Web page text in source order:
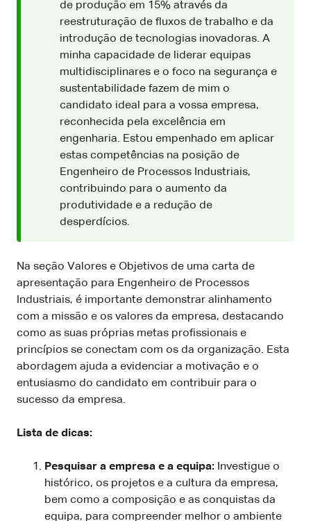
de produção em 15% através da
reestruturação de fluxos de trabalho e da
introdução de tecnologias inovadoras. A
minha capacidade de liderar equipas
multidisciplinares e o foco na segurança e
sustentabilidade fazem de mim o
candidato ideal para a vossa empresa,
reconhecida pela excelência em
engenharia. Estou empenhado em aplicar
estas competências na posição de
Engenheiro de Processos Industriais,
contribuindo para o aumento da
produtividade e a redução de
desperdícios.
Na seção Valores e Objetivos de uma carta de
apresentação para Engenheiro de Processos
Industriais, é importante demonstrar alinhamento
com a missão e os valores da empresa, destacando
como as suas próprias metas profissionais e
princípios se conectam com os da organização. Esta
abordagem ajuda a evidenciar a motivação e o
entusiasmo do candidato em contribuir para o
sucesso da empresa.
Lista de dicas:
Pesquisar a empresa e a equipa: Investigue o
histórico, os projetos e a cultura da empresa,
bem como a composição e as conquistas da
equipa, para compreender melhor o ambiente